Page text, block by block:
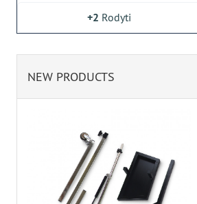
+2 Rodyti
NEW PRODUCTS